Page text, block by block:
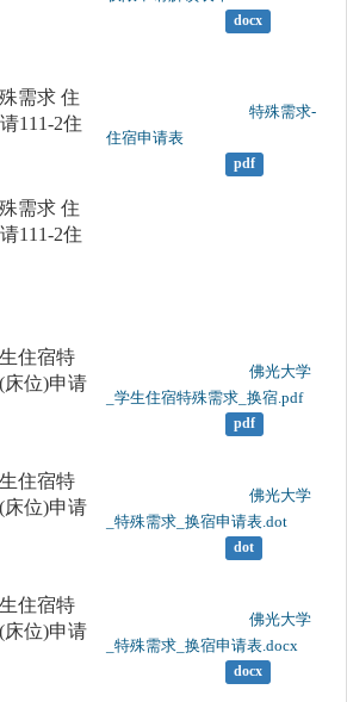
docx
需求 住
111-2住
住宿申请表
pdf
需求 住
111-2住
住宿特
床位)申请
_学生住宿特殊需求_换宿.pdf
pdf
住宿特
床位)申请
_特殊需求_换宿申请表.dot
dot
住宿特
床位)申请
_特殊需求_换宿申请表.docx
docx